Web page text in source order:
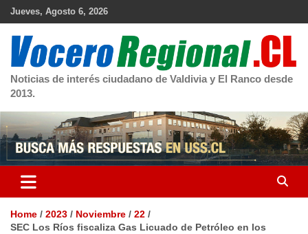
Skip
Jueves, Agosto 6, 2026
Noticias de interés ciudadano de Valdivia y El Ranco desde
2013.
Home 2023 Noviembre
22
SEC Los Ríos fiscaliza Gas Licuado de Petróleo en los